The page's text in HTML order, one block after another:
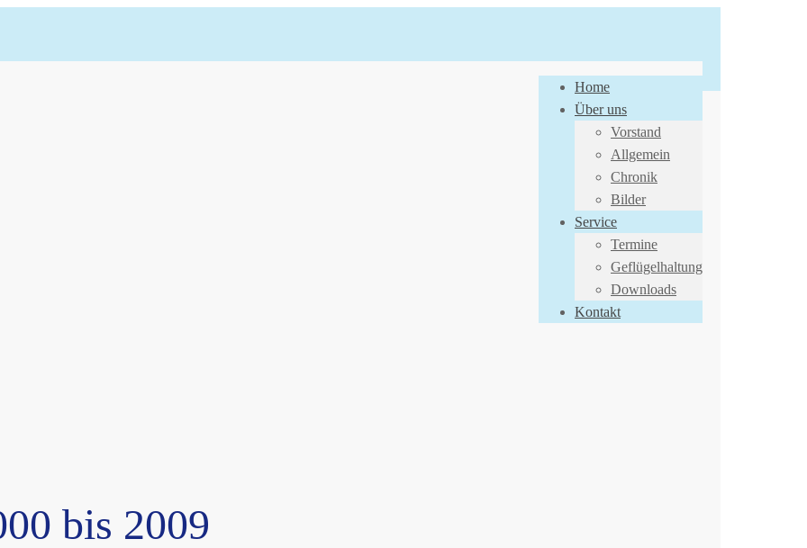
Home
Über uns
Vorstand
Allgemein
Chronik
Bilder
Service
Termine
Geflügelhaltung
Downloads
Kontakt
bis 2009